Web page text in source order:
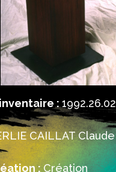
: 1992.26.02
CAILLAT Claude
: Création